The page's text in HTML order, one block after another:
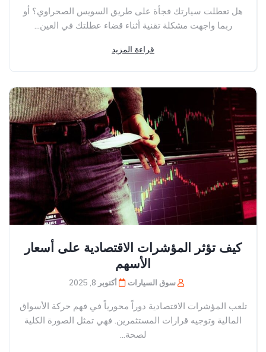
هل تعطلت سيارتك فجأة على طريق السويس الصحراوي؟ أو
ربما واجهت مشكلة تقنية أثناء قضاء عطلتك في العين...
قراءة المزيد
كيف تؤثر المؤشرات الاقتصادية على أسعار
الأسهم
سوق السيارات أكتوبر 8, 2025
تلعب المؤشرات الاقتصادية دوراً محورياً في فهم حركة الأسواق
المالية وتوجيه قرارات المستثمرين. فهي تمثل الصورة الكلية
لصحة...